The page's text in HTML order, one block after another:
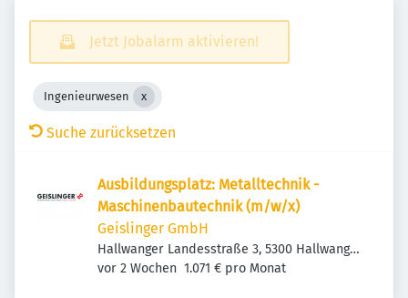
Jetzt Jobalarm aktivieren!
Ingenieurwesen
Suche zurücksetzen
Ausbildungsplatz: Metalltechnik -
Maschinenbautechnik (m/w/x)
Geislinger GmbH
Hallwanger Landesstraße 3, 5300 Hallwang
bei Salzburg, Österreich
Veröffentlicht
vor 2 Wochen 1.071 € pro Monat